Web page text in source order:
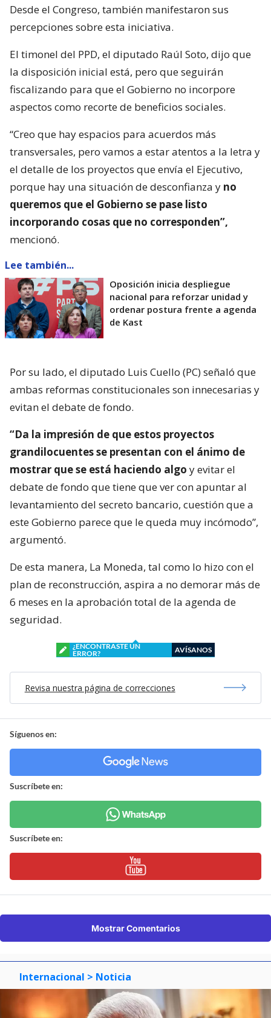
Desde el Congreso, también manifestaron sus
percepciones sobre esta iniciativa.
El timonel del PPD, el diputado Raúl Soto, dijo que
la disposición inicial está, pero que seguirán
fiscalizando para que el Gobierno no incorpore
aspectos como recorte de beneficios sociales.
“Creo que hay espacios para acuerdos más
transversales, pero vamos a estar atentos a la letra y
el detalle de los proyectos que envía el Ejecutivo,
porque hay una situación de desconfianza y no
queremos que el Gobierno se pase listo
incorporando cosas que no corresponden”,
mencionó.
Lee también...
Oposición inicia despliegue
nacional para reforzar unidad y
ordenar postura frente a agenda
de Kast
Por su lado, el diputado Luis Cuello (PC) señaló que
ambas reformas constitucionales son innecesarias y
evitan el debate de fondo.
“Da la impresión de que estos proyectos
grandilocuentes se presentan con el ánimo de
mostrar que se está haciendo algo y evitar el
debate de fondo que tiene que ver con apuntar al
levantamiento del secreto bancario, cuestión que a
este Gobierno parece que le queda muy incómodo”,
argumentó.
De esta manera, La Moneda, tal como lo hizo con el
plan de reconstrucción, aspira a no demorar más de
6 meses en la aprobación total de la agenda de
seguridad.
¿ENCONTRASTE UN
ERROR?
AVÍSANOS
Revisa nuestra página de correcciones
Síguenos en:
Suscríbete en:
Suscríbete en:
Mostrar Comentarios
Internacional > Noticia